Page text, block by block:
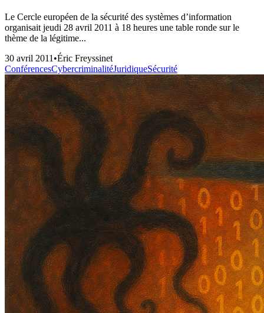
Le Cercle européen de la sécurité des systèmes d’information
organisait jeudi 28 avril 2011 à 18 heures une table ronde sur le
thème de la légitime...
30 avril 2011 •Éric Freyssinet
ConférencesCybercriminalitéJuridiqueSécurité